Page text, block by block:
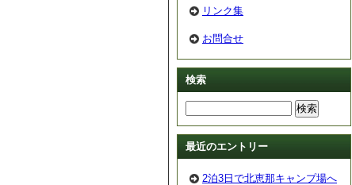
リンク集
お問合せ
検索
最近のエントリー
2泊3日で北恵那キャンプ場へ